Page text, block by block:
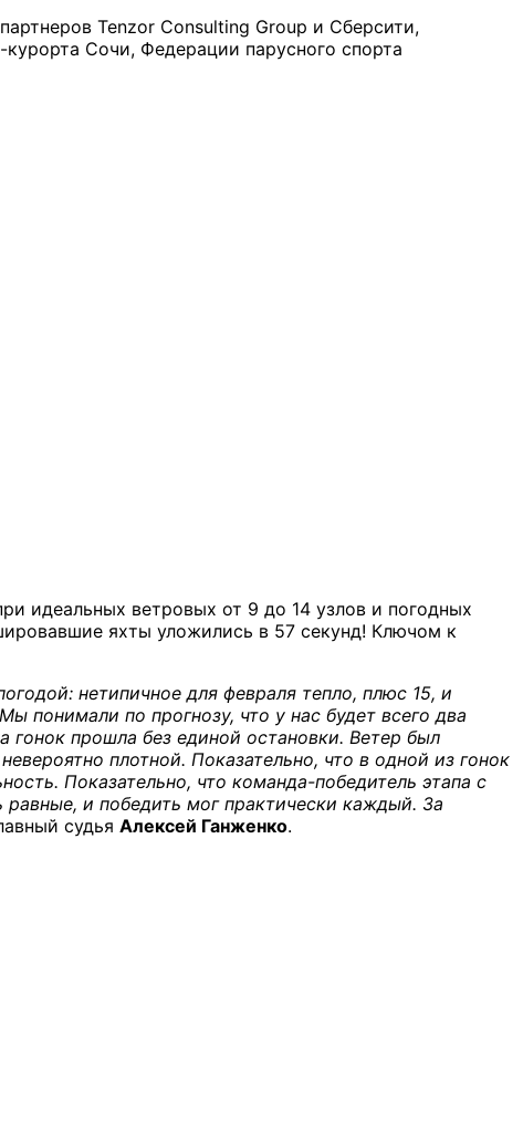
Tenzor Consulting Group и Сберсити,
Сочи, Федерации парусного спорта
идеальных ветровых от 9 до 14 узлов и погодных
яхты уложились в 57 секунд! Ключом к
нетипичное для февраля тепло, плюс 15, и
понимали по прогнозу, что у нас будет всего два
прошла без единой остановки. Ветер был
плотной. Показательно, что в одной из гонок
Показательно, что команда-победитель этапа с
и победить мог практически каждый. За
судья Алексей Ганженко.